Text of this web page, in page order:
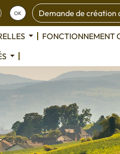
OK Demande de création
FONCTIONNEMENT